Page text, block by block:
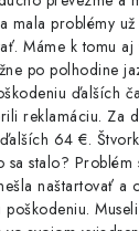
mala problémy
Máme k tomu
po polhodine
ďalších
reklamáciu. Za
64 €.
stalo? Problém
naštartovať a